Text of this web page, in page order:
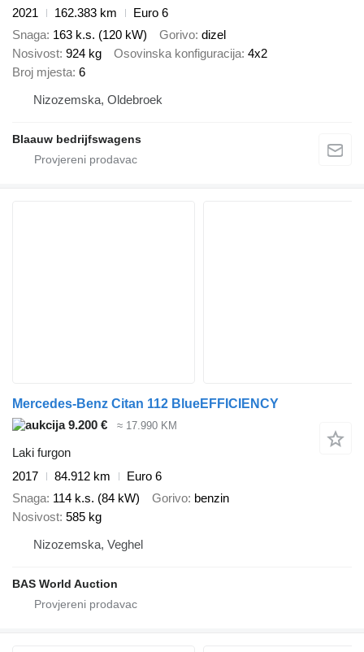
2021
162.383 km
Euro 6
Snaga 163 k.s. (120 kW) Gorivo dizel
Nosivost 924 kg Osovinska konfiguracija 4x2
Broj mjesta 6
Nizozemska, Oldebroek
Blaauw bedrijfswagens
Mercedes-Benz Citan 112 BlueEFFICIENCY
9.200 €
≈ 17.990 KM
Laki furgon
2017
84.912 km
Euro 6
Snaga 114 k.s. (84 kW) Gorivo benzin
Nosivost 585 kg
Nizozemska, Veghel
BAS World Auction